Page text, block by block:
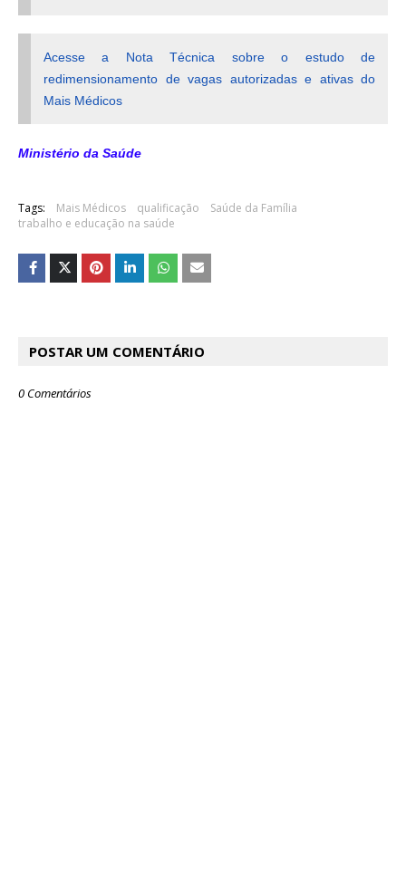
Acesse a Nota Técnica sobre o estudo de
redimensionamento de vagas autorizadas e ativas do
Mais Médicos
Ministério da Saúde
Tags: Mais Médicos qualificação
Saúde da Família
trabalho e educação na saúde
POSTAR UM COMENTÁRIO
0 Comentários